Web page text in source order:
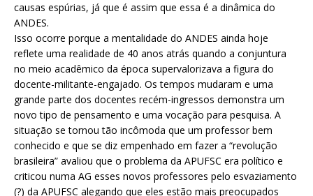
causas espúrias, já que é assim que essa é a dinâmica do
ANDES.
Isso ocorre porque a mentalidade do ANDES ainda hoje
reflete uma realidade de 40 anos atrás quando a conjuntura
no meio acadêmico da época supervalorizava a figura do
docente-militante-engajado. Os tempos mudaram e uma
grande parte dos docentes recém-ingressos demonstra um
novo tipo de pensamento e uma vocação para pesquisa. A
situação se tornou tão incômoda que um professor bem
conhecido e que se diz empenhado em fazer a “revolução
brasileira” avaliou que o problema da APUFSC era político e
criticou numa AG esses novos professores pelo esvaziamento
(?) da APUFSC alegando que eles estão mais preocupados